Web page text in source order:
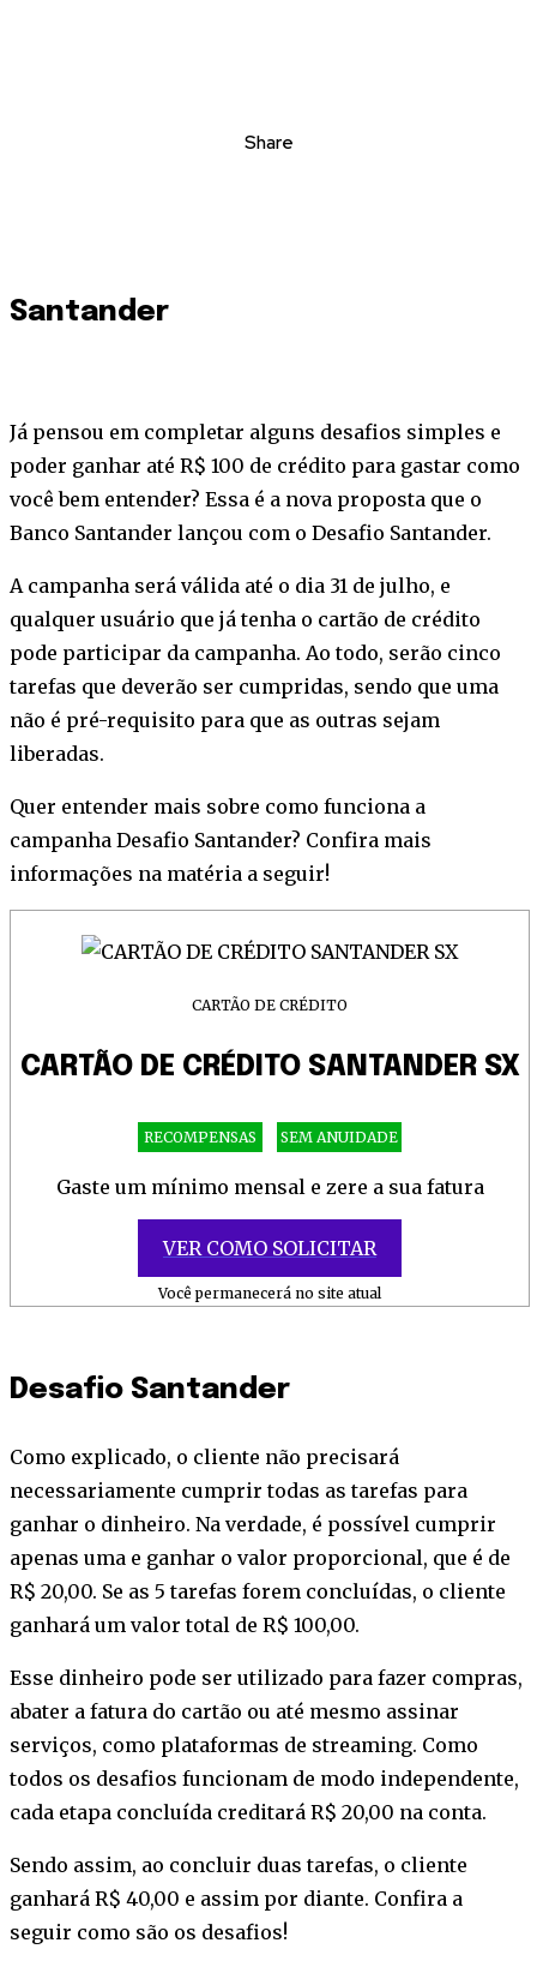
Share
Santander
Já pensou em completar alguns desafios simples e
poder ganhar até R$ 100 de crédito para gastar como
você bem entender? Essa é a nova proposta que o
Banco Santander lançou com o Desafio Santander.
A campanha será válida até o dia 31 de julho, e
qualquer usuário que já tenha o cartão de crédito
pode participar da campanha. Ao todo, serão cinco
tarefas que deverão ser cumpridas, sendo que uma
não é pré-requisito para que as outras sejam
liberadas.
Quer entender mais sobre como funciona a
campanha Desafio Santander? Confira mais
informações na matéria a seguir!
CARTÃO DE CRÉDITO
CARTÃO DE CRÉDITO SANTANDER SX
RECOMPENSAS SEM ANUIDADE
Gaste um mínimo mensal e zere a sua fatura
VER COMO SOLICITAR
Você permanecerá no site atual
Desafio Santander
Como explicado, o cliente não precisará
necessariamente cumprir todas as tarefas para
ganhar o dinheiro. Na verdade, é possível cumprir
apenas uma e ganhar o valor proporcional, que é de
R$ 20,00. Se as 5 tarefas forem concluídas, o cliente
ganhará um valor total de R$ 100,00.
Esse dinheiro pode ser utilizado para fazer compras,
abater a fatura do cartão ou até mesmo assinar
serviços, como plataformas de streaming. Como
todos os desafios funcionam de modo independente,
cada etapa concluída creditará R$ 20,00 na conta.
Sendo assim, ao concluir duas tarefas, o cliente
ganhará R$ 40,00 e assim por diante. Confira a
seguir como são os desafios!